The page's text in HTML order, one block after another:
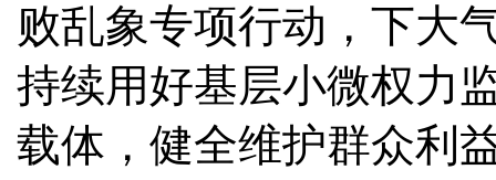
败乱象专项行动，下大
持续用好基层小微权力
载体，健全维护群众利